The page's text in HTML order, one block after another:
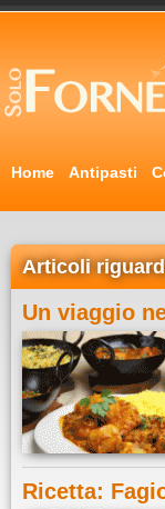
Home Antipasti
Articoli
Un viaggio
Ricetta: